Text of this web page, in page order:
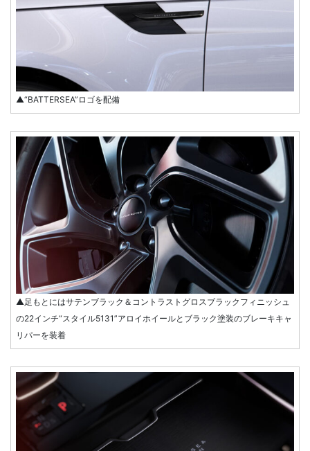
▲“BATTERSEA”ロゴを配備
▲足もとにはサテンブラック＆コントラストグロスブラックフィニッシュ
の22インチ“スタイル5131”アロイホイールとブラック塗装のブレーキキャ
リパーを装着